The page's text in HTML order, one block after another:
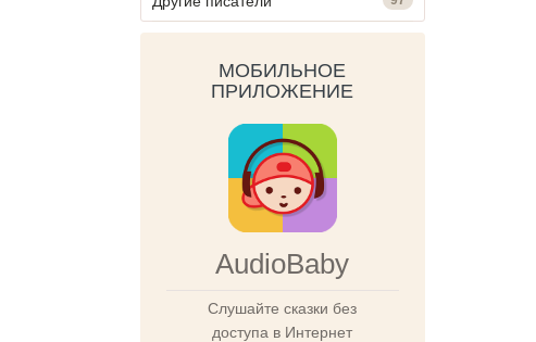
МОБИЛЬНОЕ
ПРИЛОЖЕНИЕ
AudioBaby
Слушайте сказки без
доступа в Интернет